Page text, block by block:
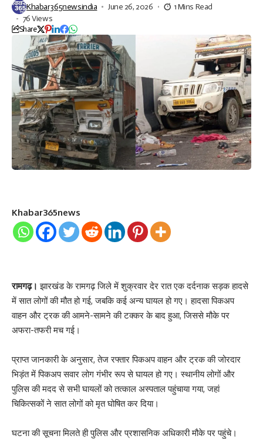
Khabar365newsindia June 26, 2026
1 Mins Read
76 Views
Share
Khabar365news
रामगढ़। झारखंड के रामगढ़ जिले में शुक्रवार देर रात एक दर्दनाक सड़क हादसे
में सात लोगों की मौत हो गई, जबकि कई अन्य घायल हो गए। हादसा पिकअप
वाहन और ट्रक की आमने-सामने की टक्कर के बाद हुआ, जिससे मौके पर
अफरा-तफरी मच गई।
प्राप्त जानकारी के अनुसार, तेज रफ्तार पिकअप वाहन और ट्रक की जोरदार
भिड़ंत में पिकअप सवार लोग गंभीर रूप से घायल हो गए। स्थानीय लोगों और
पुलिस की मदद से सभी घायलों को तत्काल अस्पताल पहुंचाया गया, जहां
चिकित्सकों ने सात लोगों को मृत घोषित कर दिया।
घटना की सूचना मिलते ही पुलिस और प्रशासनिक अधिकारी मौके पर पहुंचे।